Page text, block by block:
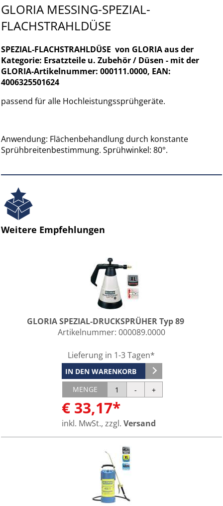
GLORIA MESSING-SPEZIAL-
FLACHSTRAHLDÜSE
SPEZIAL-FLACHSTRAHLDÜSE von GLORIA aus der
Kategorie: Ersatzteile u. Zubehör / Düsen - mit der
GLORIA-Artikelnummer: 000111.0000, EAN:
4006325501624
passend für alle Hochleistungssprühgeräte.
Anwendung: Flächenbehandlung durch konstante
Sprühbreitenbestimmung. Sprühwinkel: 80°.
Weitere Empfehlungen
GLORIA SPEZIAL-DRUCKSPRÜHER Typ 89
Artikelnummer: 000089.0000
Lieferung in 1-3 Tagen*
IN DEN WARENKORB
MENGE
€ 33,17*
inkl. MwSt., zzgl. Versand